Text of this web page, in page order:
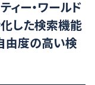
ィー・ワールド
した検索機能
由度の高い検